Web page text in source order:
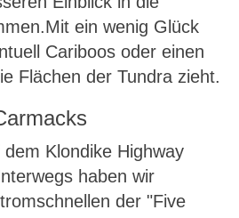
ein wenig Glück
Cariboos oder einen
Flächen der Tundra zieht.
Klondike Highway
haben wir
der "Five